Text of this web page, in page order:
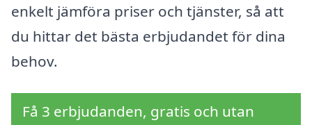
enkelt jämföra priser och tjänster, så att
du hittar det bästa erbjudandet för dina
behov.
Få 3 erbjudanden, gratis och utan